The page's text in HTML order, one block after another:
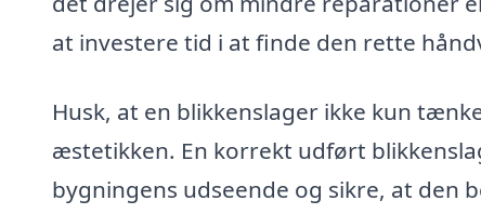
at investere tid i at finde den rette
Husk, at en blikkenslager ikke kun
æstetikken. En korrekt udført
bygningens udseende og sikre, at den